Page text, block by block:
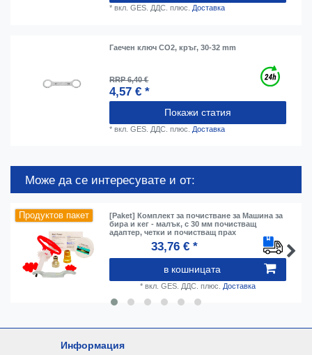
*вкл. GES. ДДС. плюс. Доставка
Гаечен ключ CO2, кръг, 30-32 mm
RRP 6,40 €
4,57 € *
Покажи статия
*вкл. GES. ДДС. плюс. Доставка
Може да се интересувате и от:
Продуктов пакет
[Paket] Комплект за почистване за Машина за
бира и кег - малък, с 30 мм почистващ
адаптер, четки и почистващ прах
33,76 € *
в кошницата
* вкл. GES. ДДС. плюс. Доставка
Информация